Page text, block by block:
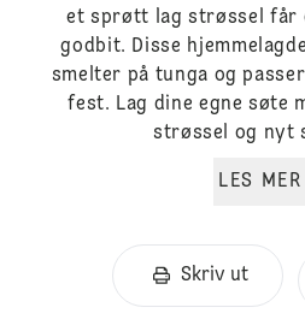
et sprøtt lag strøssel får
godbit. Disse
smelter på tunga og
fest. Lag dine egne søte
strøssel og nyt
Skriv ut